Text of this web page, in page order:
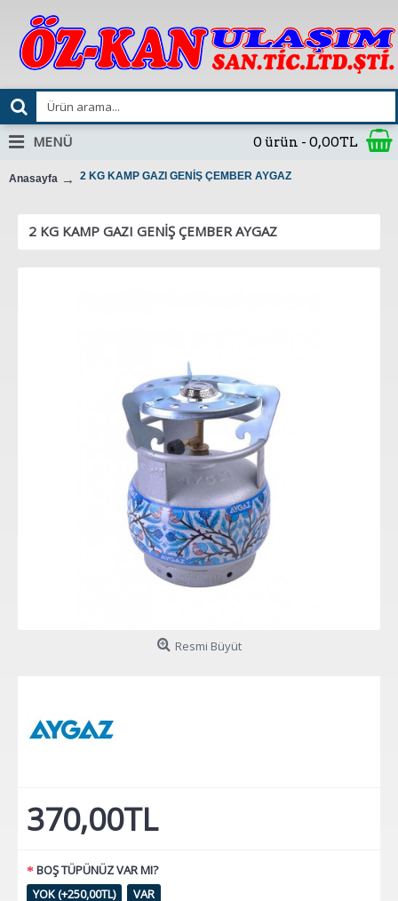
0 ürün - 0,00TL
MENÜ
Anasayfa 2 KG KAMP GAZI GENİŞ ÇEMBER AYGAZ
2 KG KAMP GAZI GENİŞ ÇEMBER AYGAZ
Resmi Büyüt
370,00TL
BOŞ TÜPÜNÜZ VAR MI?
YOK (+250,00TL)
VAR